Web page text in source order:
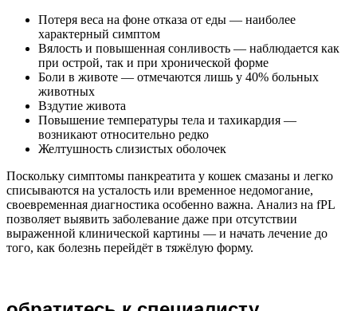
Потеря веса на фоне отказа от еды — наиболее
характерный симптом
Вялость и повышенная сонливость — наблюдается как
при острой, так и при хронической форме
Боли в животе — отмечаются лишь у 40% больных
животных
Вздутие живота
Повышение температуры тела и тахикардия —
возникают относительно редко
Желтушность слизистых оболочек
Поскольку симптомы панкреатита у кошек смазаны и легко
списываются на усталость или временное недомогание,
своевременная диагностика особенно важна. Анализ на fPL
позволяет выявить заболевание даже при отсутствии
выраженной клинической картины — и начать лечение до
того, как болезнь перейдёт в тяжёлую форму.